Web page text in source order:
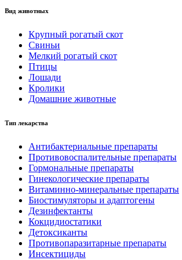
Вид животных
Крупный рогатый скот
Свиньи
Мелкий рогатый скот
Птицы
Лошади
Кролики
Домашние животные
Тип лекарства
Антибактериальные препараты
Противовоспалительные препараты
Гормональные препараты
Гинекологические препараты
Витаминно-минеральные препараты
Биостимуляторы и адаптогены
Дезинфектанты
Кокцидиостатики
Детоксиканты
Противопаразитарные препараты
Инсектициды